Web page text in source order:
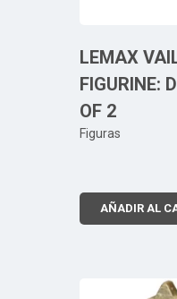
LEMAX
FIGURINE:
OF 2
Figuras
AÑADIR AL